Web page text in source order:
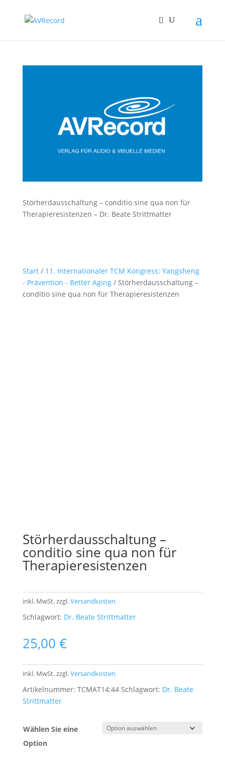
Störherdausschaltung – conditio sine qua non für
Therapieresistenzen – Dr. Beate Strittmatter
Start/ 11. Internationaler TCM Kongress: Yangsheng
- Prävention - Better Aging/ Störherdausschaltung –
conditio sine qua non für Therapieresistenzen
Störherdausschaltung –
conditio sine qua non für
Therapieresistenzen
inkl. MwSt.zzgl.Versandkosten
Schlagwort: Dr. Beate Strittmatter
25,00 €
inkl. MwSt.zzgl.Versandkosten
Artikelnummer: TCMAT14:44 Schlagwort: Dr. Beate
Strittmatter
Wählen Sie eine
Option